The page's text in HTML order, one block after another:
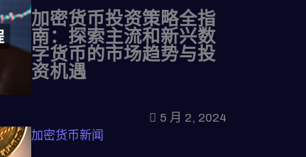
加密货币投资策略全指
南：探索主流和新兴数
字货币的市场趋势与投
资机遇
5 月 2, 2024
加密货币新闻